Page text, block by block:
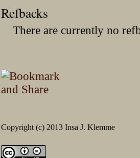
Refbacks
There are currently no
Copyright (c) 2013 Insa J. Klemme